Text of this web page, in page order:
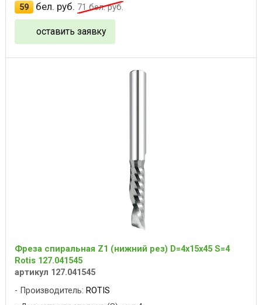
59
бел. руб. 71 бел. руб.
оставить заявку
Фреза спиральная Z1 (нижний рез) D=4x15x45 S=4
Rotis 127.041545
артикул 127.041545
Производитель: ROTIS